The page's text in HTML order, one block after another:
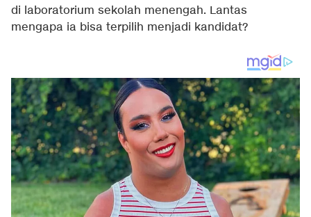
di laboratorium sekolah menengah. Lantas
mengapa ia bisa terpilih menjadi kandidat?